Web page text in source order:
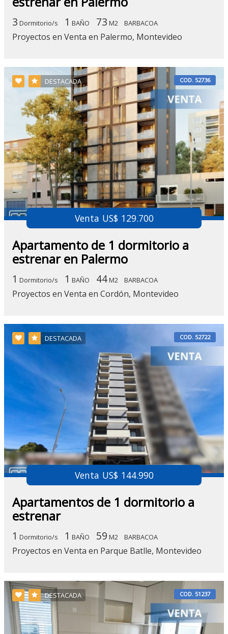
3 Dormitorio/s 1 BAÑO 73 M2 BARBACOA
Proyectos en Venta en Palermo, Montevideo
DESTACADA COD. 52736
Venta US$ 129.700
Apartamento de 1 dormitorio a
estrenar en Palermo
1 Dormitorio/s 1 BAÑO 44M2 BARBACOA
Proyectos en Venta en Cordón, Montevideo
DESTACADA COD. 52722
Venta US$ 144.990
Apartamentos de 1 dormitorio a
estrenar
1 Dormitorio/s 1 BAÑO 59 M2 BARBACOA
Proyectos en Venta en Parque Batlle, Montevideo
DESTACADA COD. 51237